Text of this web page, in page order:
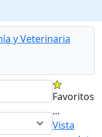
y Veterinaria
Favoritos
...
Vista